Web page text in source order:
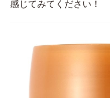
感じてみてください！